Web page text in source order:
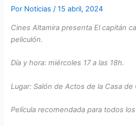
Por Noticias/15 abril, 2024
Cines Altamira presenta El capitán
peliculón.
Día y hora: miércoles 17 a las 18h.
Lugar: Salón de Actos de la Casa de
Película recomendada para todos